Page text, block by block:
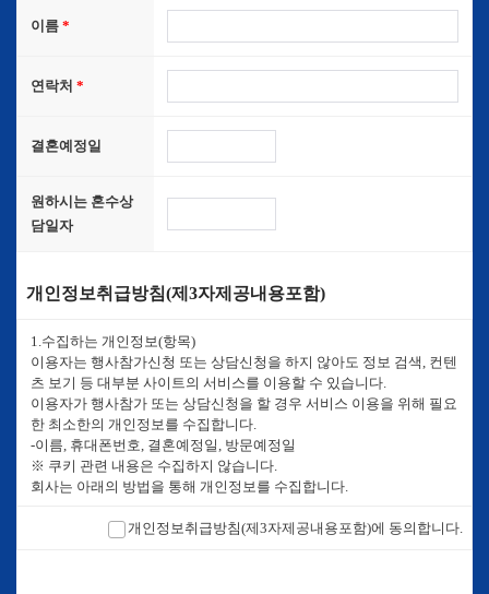
이름
연락처
결혼예정일
원하시는 혼수상
담일자
개인정보취급방침(제3자제공내용포함)
1.수집하는 개인정보(항목)
이용자는 행사참가신청 또는 상담신청을 하지 않아도 정보 검색, 컨텐
츠 보기 등 대부분 사이트의 서비스를 이용할 수 있습니다.
이용자가 행사참가 또는 상담신청을 할 경우 서비스 이용을 위해 필요
한 최소한의 개인정보를 수집합니다.
-이름, 휴대폰번호, 결혼예정일, 방문예정일
※ 쿠키 관련 내용은 수집하지 않습니다.
회사는 아래의 방법을 통해 개인정보를 수집합니다.
의를 하고 직접 정보를 입력하는 경우, 해당 개인정보를 수집합니다.
개인정보취급방침(제3자제공내용포함)에 동의합니다.